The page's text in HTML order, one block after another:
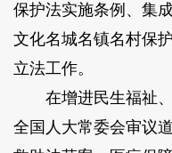
保护法实施条例、集
文化名城名镇名村保
立法工作。
在增进民生福祉、
全国人大常委会审议